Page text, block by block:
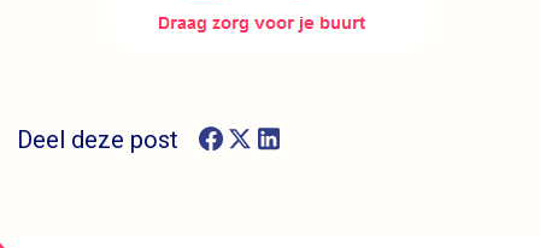
Deel deze post